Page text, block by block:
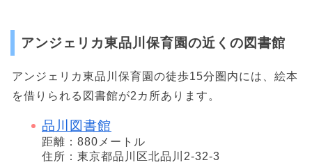
アンジェリカ東品川保育園の近くの図書館
アンジェリカ東品川保育園の徒歩15分圏内には、絵本
を借りられる図書館が2カ所あります。
品川図書館
距離：880メートル
住所：東京都品川区北品川2-32-3